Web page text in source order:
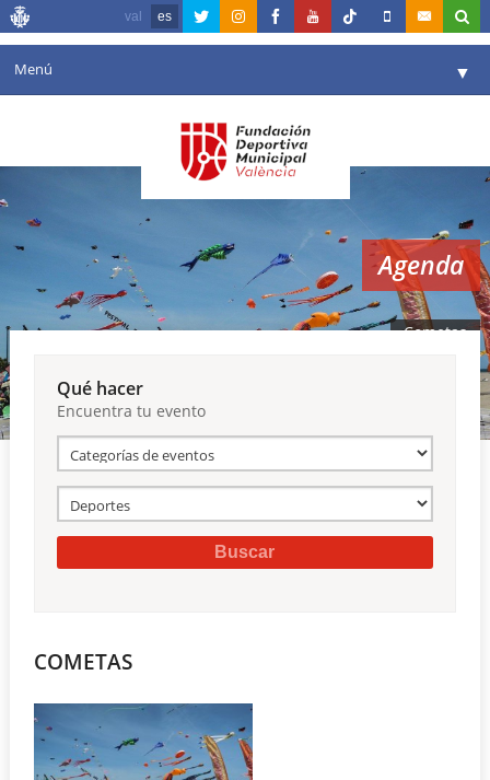
val es
Menú ▼
Agenda
Instalaciones ▼
Comunicación ▼
Valencia en deporte ▼
Reservas
Agenda
Cometas
Qué hacer
Encuentra tu evento
COMETAS